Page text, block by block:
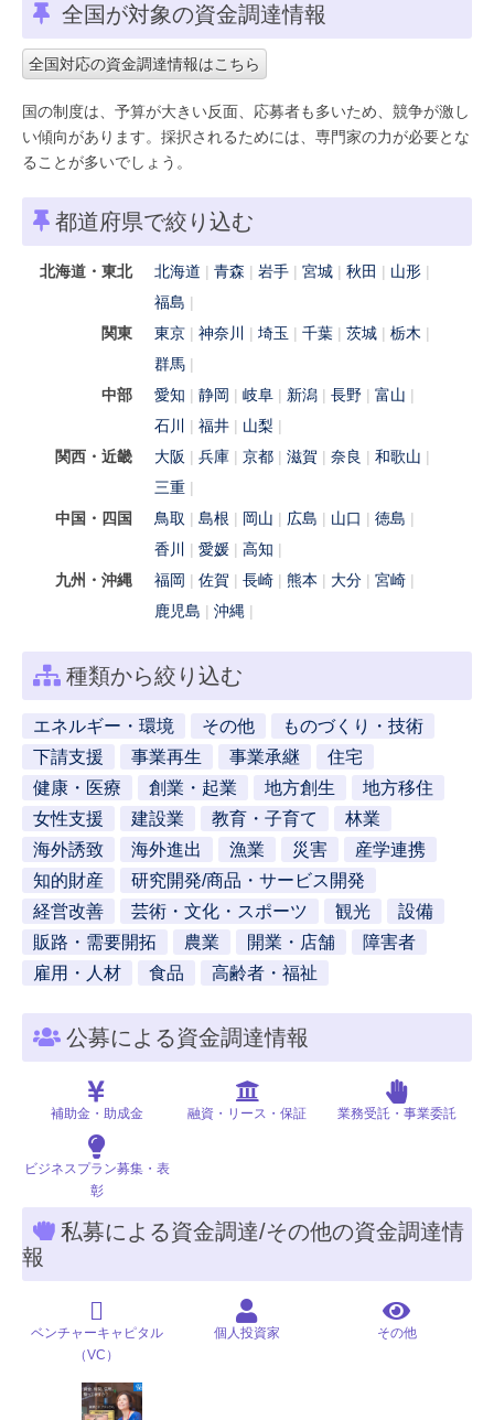
全国が対象の資金調達情報
全国対応の資金調達情報はこちら
国の制度は、予算が大きい反面、応募者も多いため、競争が激し
い傾向があります。採択されるためには、専門家の力が必要とな
ることが多いでしょう。
都道府県で絞り込む
北海道・東北 北海道 青森 岩手 宮城 秋田
山形
福島
関東
東京 神奈川 埼玉 千葉 茨城
栃木
群馬
中部
愛知 静岡 岐阜 新潟 長野
富山
石川
福井
山梨
関西・近畿
大阪 兵庫 京都 滋賀 奈良
和歌山
三重
中国・四国
鳥取 島根 岡山 広島 山口
徳島
香川
愛媛
高知
九州・沖縄
福岡 佐賀 長崎 熊本 大分
宮崎
鹿児島
沖縄
種類から絞り込む
エネルギー・環境 その他
ものづくり・技術
下請支援
事業再生 事業承継
住宅
健康・医療
創業・起業 地方創生
地方移住
女性支援
建設業 教育・子育て
林業
海外誘致
海外進出 漁業 災害
産学連携
知的財産
研究開発/商品・サービス開発
経営改善
芸術・文化・スポーツ 観光
設備
販路・需要開拓
農業 開業・店舗
障害者
雇用・人材
食品 高齢者・福祉
公募による資金調達情報
補助金・助成金 融資・リース・保証 業務受託・事業委託
ビジネスプラン募集・表
彰
私募による資金調達/その他の資金調達情
報
ベンチャーキャピタル
（VC）
個人投資家 その他